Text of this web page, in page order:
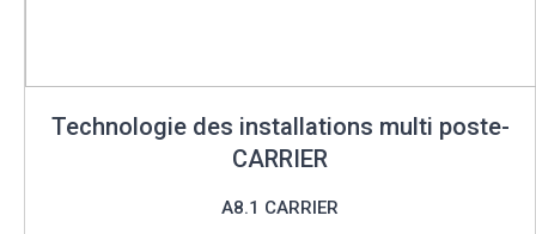
Technologie des installations multi poste-
CARRIER
A8.1 CARRIER